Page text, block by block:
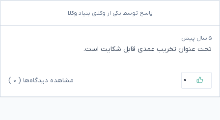
پاسخ توسط یکی از وکلای بنیاد وکلا
۵ سال پیش
تحت عنوان تخریب عمدی قابل شکایت است.
۰ مشاهده دیدگاه‌ها ( ۰